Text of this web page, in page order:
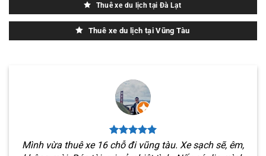
Thuê xe du lịch tại Đà Lạt
Thuê xe du lịch tại Vũng Tàu
Mình vừa thuê xe 16 chỗ đi vũng tàu. Xe sạch sẽ, êm,